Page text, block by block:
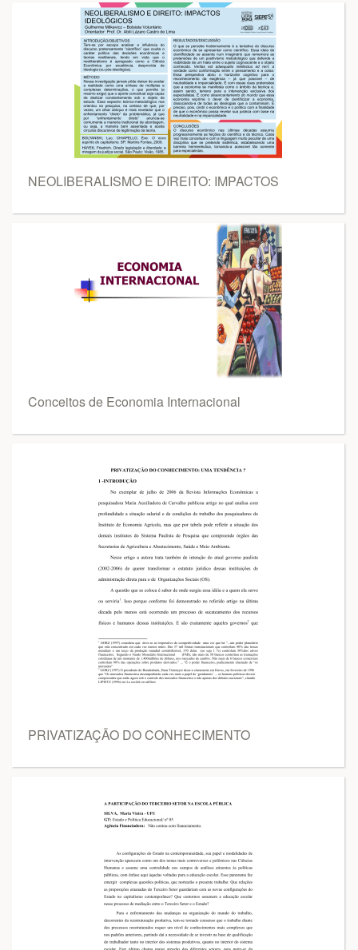
NEOLIBERALISMO E DIREITO: IMPACTOS
Conceitos de Economia Internacional
PRIVATIZAÇÃO DO CONHECIMENTO